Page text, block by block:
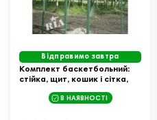
Відправимо завтра
Комплект баскетбольний:
стійка, щит, кошик і сітка,
В НАЯВНОСТІ